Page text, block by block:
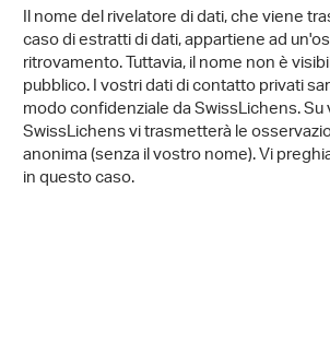
Il nome del rivelatore di dati, che viene
caso di estratti di dati, appartiene ad
ritrovamento. Tuttavia, il nome non è
pubblico. I vostri dati di contatto privati
modo confidenziale da SwissLichens.
SwissLichens vi trasmetterà le
anonima (senza il vostro nome). Vi
in questo caso.